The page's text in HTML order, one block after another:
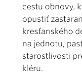
cestu obnovy,
opustiť
kresťanského
na jednotu,
starostlivosti
kléru.